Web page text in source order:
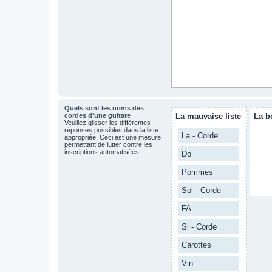
Quels sont les noms des
cordes d’une guitare
Veuillez glisser les différentes
réponses possibles dans la liste
appropriée. Ceci est une mesure
permettant de lutter contre les
inscriptions automatisées.
La mauvaise liste
La - Corde
Do
Pommes
Sol - Corde
FA
Si - Corde
Carottes
Vin
La